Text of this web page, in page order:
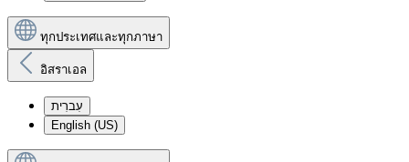
ทุกประเทศและทุกภาษา
อิสราเอล
עִברִית
English (US)